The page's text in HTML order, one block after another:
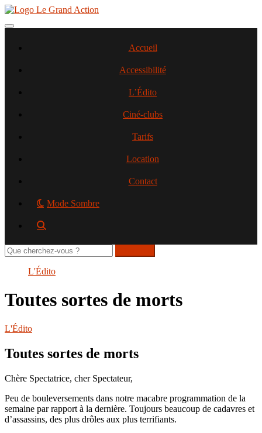
Aller
contenu
Toggle navigation
Accueil
Accessibilité
L’Édito
Ciné-clubs
Tarifs
Location
Contact
Mode Sombre
Rechercher
sur
L'Édito
Toutes sortes de morts
L'Édito
Toutes sortes de morts
Chère Spectatrice, cher Spectateur,
Peu de bouleversements dans notre macabre programmation de la
semaine par rapport à la dernière. Toujours beaucoup de cadavres et
d’assassins, des plus drôles aux plus terrifiants.